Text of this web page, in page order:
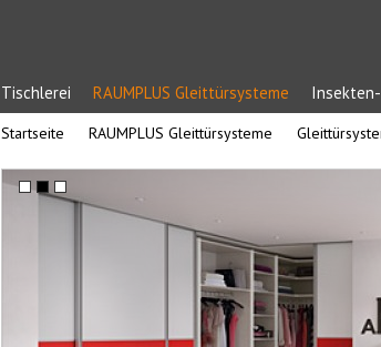
Tischlerei RAUMPLUS Gleittürsysteme
Startseite RAUMPLUS Gleittürsysteme